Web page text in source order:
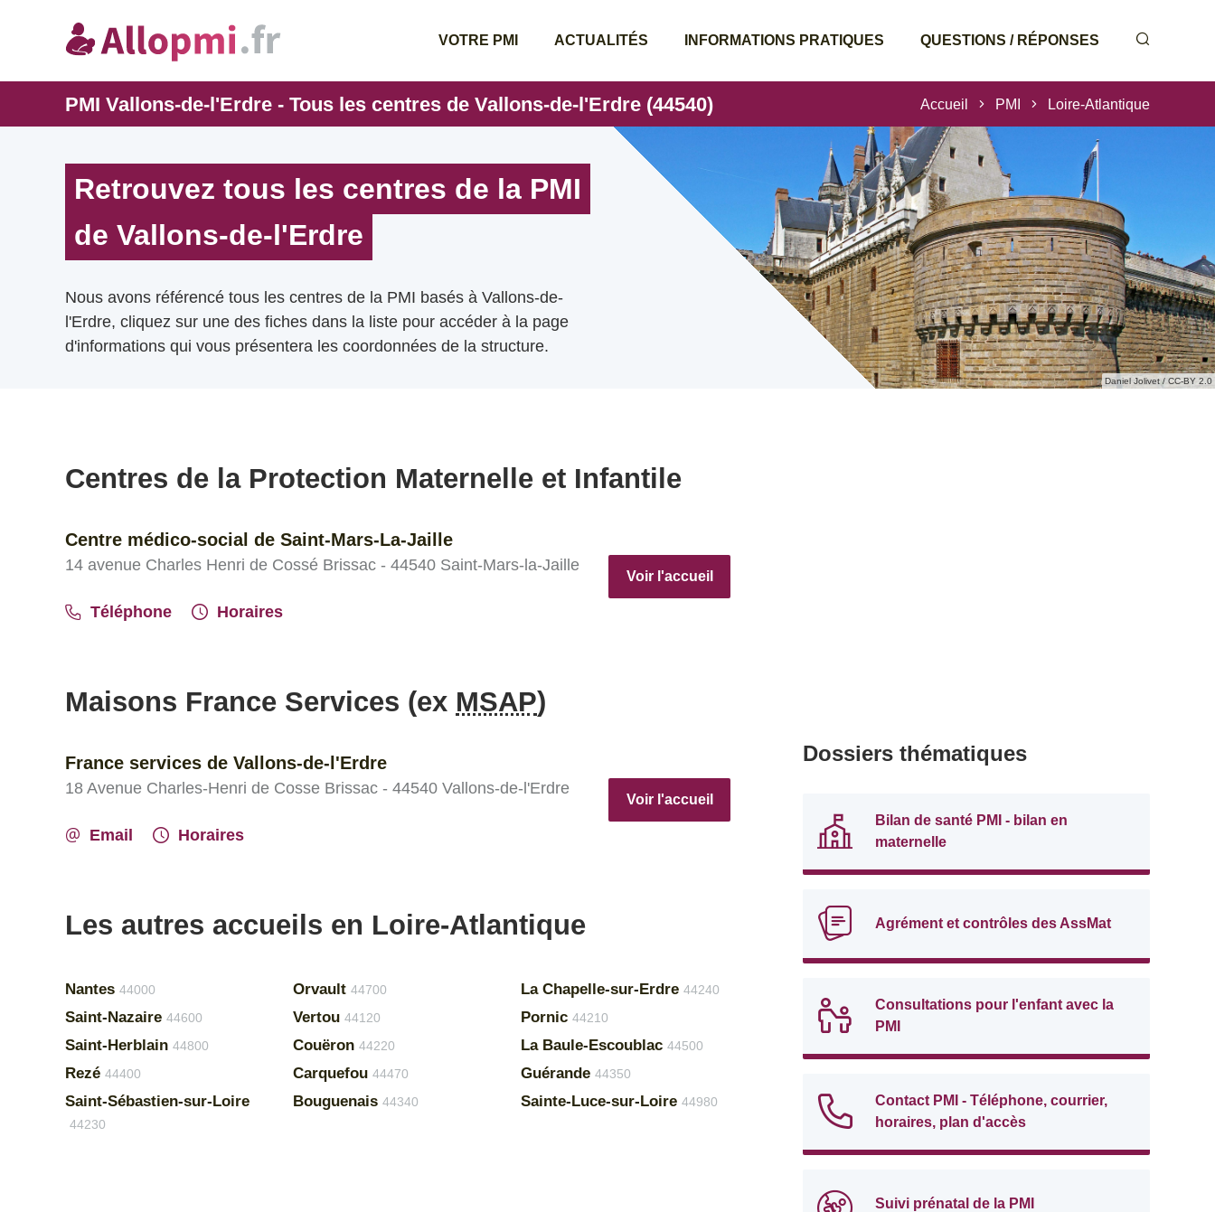
VOTRE PMI ACTUALITÉS INFORMATIONS PRATIQUES QUESTIONS / RÉPONSES
PMI Vallons-de-l'Erdre - Tous les centres de Vallons-de-l'Erdre (44540) Accueil PMI Loire-Atlantique
Daniel Jolivet / CC-BY 2.0
Retrouvez tous les centres de la PMI
de Vallons-de-l'Erdre
Nous avons référencé tous les centres de la PMI basés à Vallons-de-
l'Erdre, cliquez sur une des fiches dans la liste pour accéder à la page
d'informations qui vous présentera les coordonnées de la structure.
Centres de la Protection Maternelle et Infantile
Centre médico-social de Saint-Mars-La-Jaille
14 avenue Charles Henri de Cossé Brissac - 44540 Saint-Mars-la-Jaille
Téléphone Horaires
Voir l'accueil
Maisons France Services (ex MSAP)
France services de Vallons-de-l'Erdre
18 Avenue Charles-Henri de Cosse Brissac - 44540 Vallons-de-l'Erdre
Email Horaires
Voir l'accueil
Les autres accueils en Loire-Atlantique
Nantes 44000
Saint-Nazaire 44600
Saint-Herblain 44800
Rezé 44400
Saint-Sébastien-sur-Loire
44230
Orvault 44700
Vertou 44120
Couëron 44220
Carquefou 44470
Bouguenais 44340
La Chapelle-sur-Erdre 44240
Pornic 44210
La Baule-Escoublac 44500
Guérande 44350
Sainte-Luce-sur-Loire 44980
Dossiers thématiques
Bilan de santé PMI - bilan en
maternelle
Agrément et contrôles des AssMat
Consultations pour l'enfant avec la
PMI
Contact PMI - Téléphone, courrier,
horaires, plan d'accès
Suivi prénatal de la PMI